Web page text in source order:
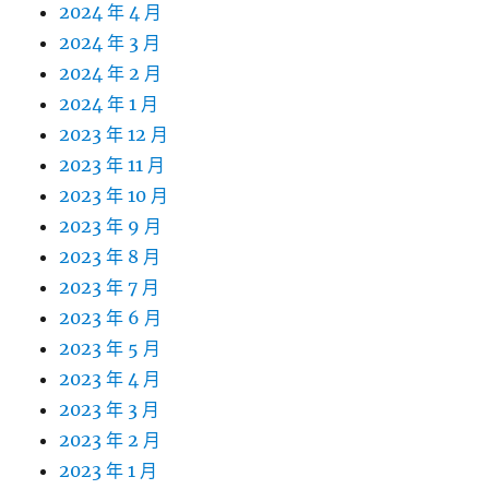
2024 年 4 月
2024 年 3 月
2024 年 2 月
2024 年 1 月
2023 年 12 月
2023 年 11 月
2023 年 10 月
2023 年 9 月
2023 年 8 月
2023 年 7 月
2023 年 6 月
2023 年 5 月
2023 年 4 月
2023 年 3 月
2023 年 2 月
2023 年 1 月